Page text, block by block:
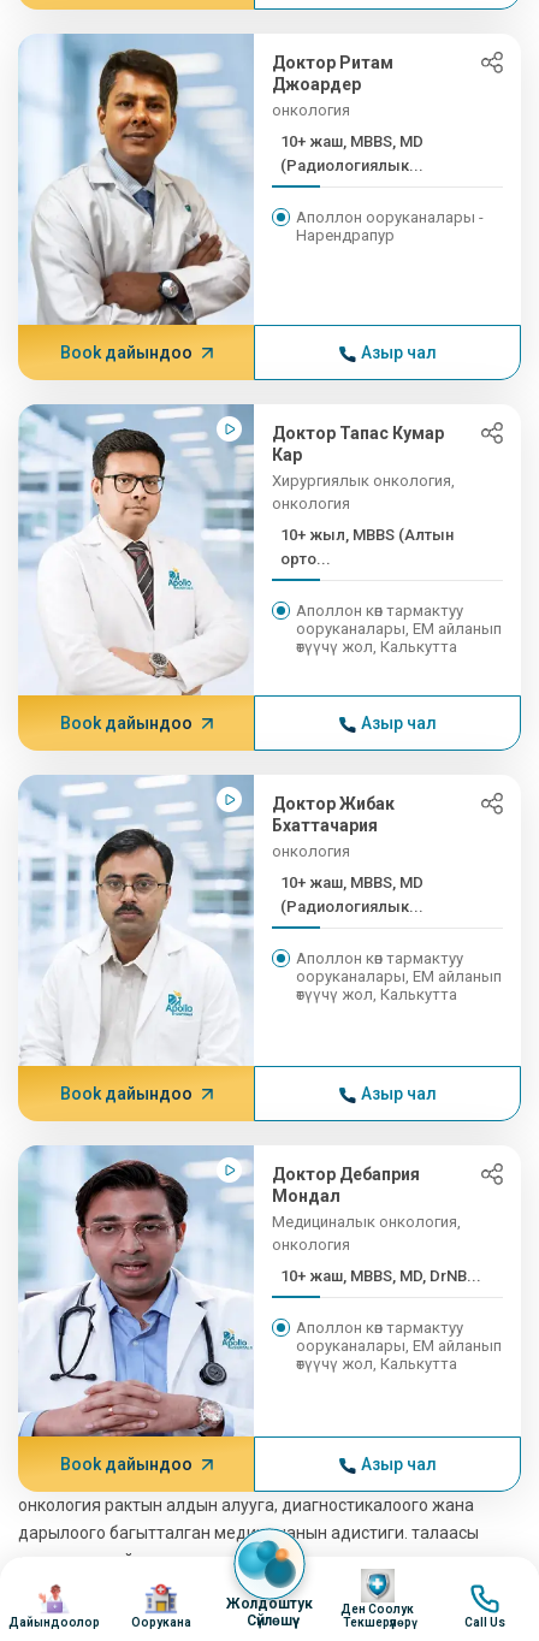
Доктор Ритам
Джоардер
онкология
10+ жаш, MBBS, MD
(Радиологиялык...
Аполлон ооруканалары -
Нарендрапур
Book дайындоо Азыр чал
Доктор Тапас Кумар
Кар
Хирургиялык онкология,
онкология
10+ жыл, MBBS (Алтын
орто...
Аполлон көп тармактуу
ооруканалары, EM айланып
өтүүчү жол, Калькутта
Book дайындоо Азыр чал
Доктор Жибак
Бхаттачария
онкология
10+ жаш, MBBS, MD
(Радиологиялык...
Аполлон көп тармактуу
ооруканалары, EM айланып
өтүүчү жол, Калькутта
Book дайындоо Азыр чал
Доктор Дебаприя
Мондал
Медициналык онкология,
онкология
10+ жаш, MBBS, MD, DrNB...
Аполлон көп тармактуу
ооруканалары, EM айланып
өтүүчү жол, Калькутта
Book дайындоо Азыр чал
онкология рактын алдын алууга, диагностикалоого жана
дарылоого багытталган медицинанын адистиги. талаасы
лейкемия, өпкө рагы, эмчек рагы жана
колоректалдык рагы сыяктуу рактын кеңири спектрин
камтыйт.
Image
Дайындоолор
Image
Оорукана
Жолдоштук
Сүйлөшүү
Image
Ден Соолук
Текшерүүлөрү
Image
Call Us